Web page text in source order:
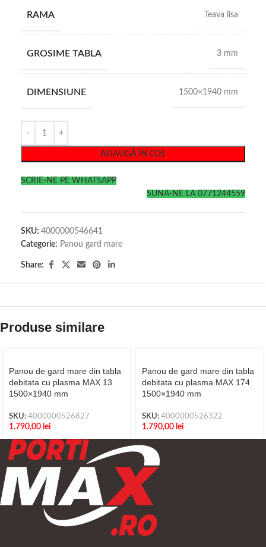
RAMA Teava lisa
GROSIME TABLA 3 mm
DIMENSIUNE 1500×1940 mm
ADAUGĂ ÎN COȘ
SCRIE-NE PE WHATSAPP
SUNA-NE LA 0771244559
SKU: 4000000546641
Categorie: Panou gard mare
Share:
Produse similare
Panou de gard mare din tabla
debitata cu plasma MAX 13
1500×1940 mm
SKU: 4000000526827
1.790,00 lei
Panou de gard mare din tabla
debitata cu plasma MAX 174
1500×1940 mm
SKU: 4000000526322
1.790,00 lei